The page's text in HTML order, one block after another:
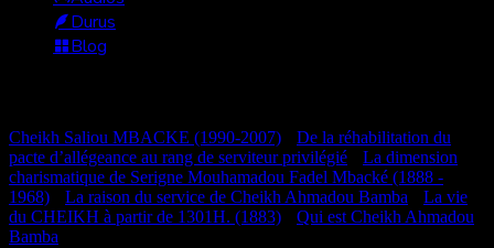
Durus
Blog
Cheikh Saliou MBACKE (1990-2007)
De la réhabilitation du
pacte d’allégeance au rang de serviteur privilégié
La dimension
charismatique de Serigne Mouhamadou Fadel Mbacké (1888 -
1968)
La raison du service de Cheikh Ahmadou Bamba
La vie
du CHEIKH à partir de 1301H. (1883)
Qui est Cheikh Ahmadou
Bamba